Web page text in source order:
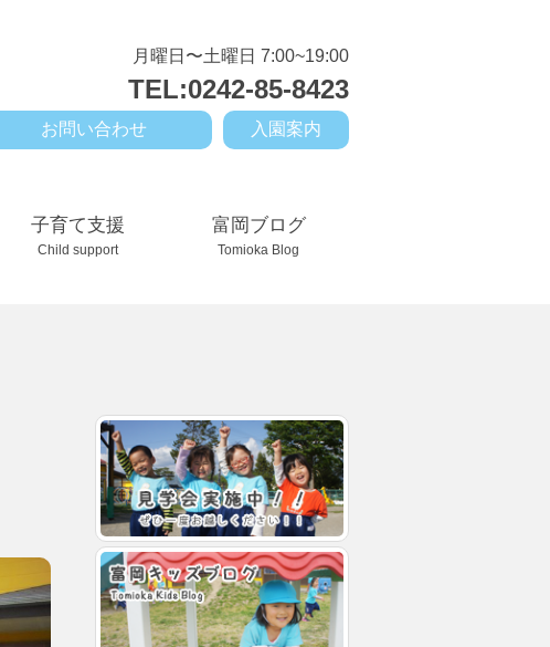
月曜日〜土曜日 7:00~19:00
TEL:0242-85-8423
入園案内
お問い合わせ
子育て支援
Child support
富岡ブログ
Tomioka Blog